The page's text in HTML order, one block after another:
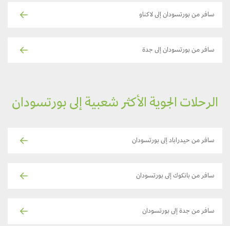
سافر من بورتسودان إلى لاكناو
سافر من بورتسودان إلى جدة
الرحلات الجوية الأكثر شعبية إلى بورتسودان
سافر من حيدراباد إلى بورتسودان
سافر من بانكوك إلى بورتسودان
سافر من جدة إلى بورتسودان